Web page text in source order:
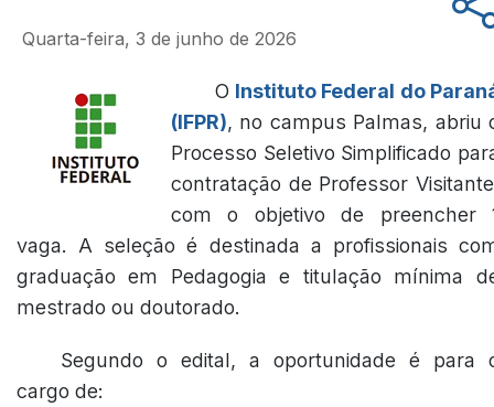
Quarta-feira, 3 de junho de 2026
O Instituto Federal do
(IFPR), no campus Palmas, abriu
Processo Seletivo Simplificado
contratação de Professor
com o objetivo de preencher
vaga. A seleção é destinada a profissionais
graduação em Pedagogia e titulação mínima
mestrado ou doutorado.
Segundo o edital, a oportunidade é para
cargo de: